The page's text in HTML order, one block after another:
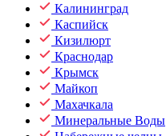
Калининград
Каспийск
Кизилюрт
Краснодар
Крымск
Майкоп
Махачкала
Минеральные Воды